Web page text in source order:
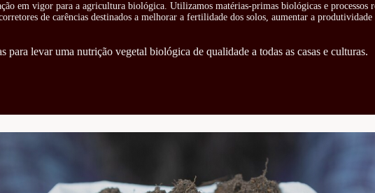
em vigor para a agricultura biológica. Utilizamos matérias-primas biológicas e processos
de carências destinados a melhorar a fertilidade dos solos, aumentar a
levar uma nutrição vegetal biológica de qualidade a todas as casas e culturas.